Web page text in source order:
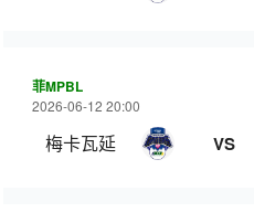
菲MPBL
2026-06-12 20:00
梅卡瓦延 VS